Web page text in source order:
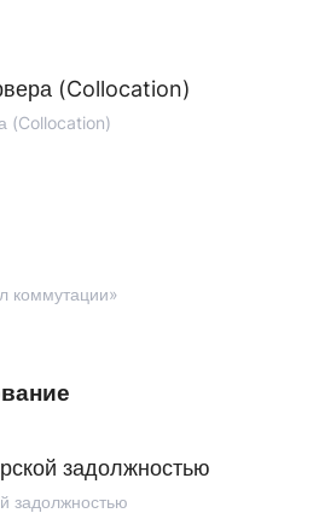
(Collocation)
(Collocation)
коммутации»
задолжностью
задолжностью